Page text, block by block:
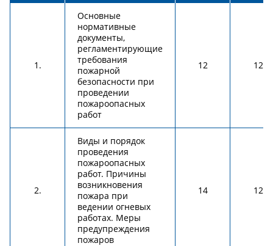
1.
Основные
нормативные
документы,
регламентирующие
требования
пожарной
безопасности при
проведении
пожароопасных
работ
12 12
2.
Виды и порядок
проведения
пожароопасных
работ. Причины
возникновения
пожара при
ведении огневых
работах. Меры
предупреждения
пожаров
14 12